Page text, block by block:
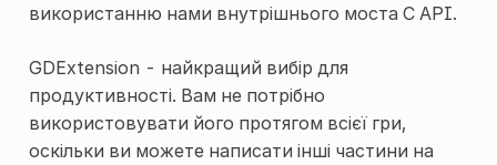
використанню нами внутрішнього моста C API.
GDExtension - найкращий вибір для
продуктивності. Вам не потрібно
використовувати його протягом всієї гри,
оскільки ви можете написати інші частини на